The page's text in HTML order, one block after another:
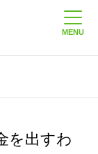
を出すわ